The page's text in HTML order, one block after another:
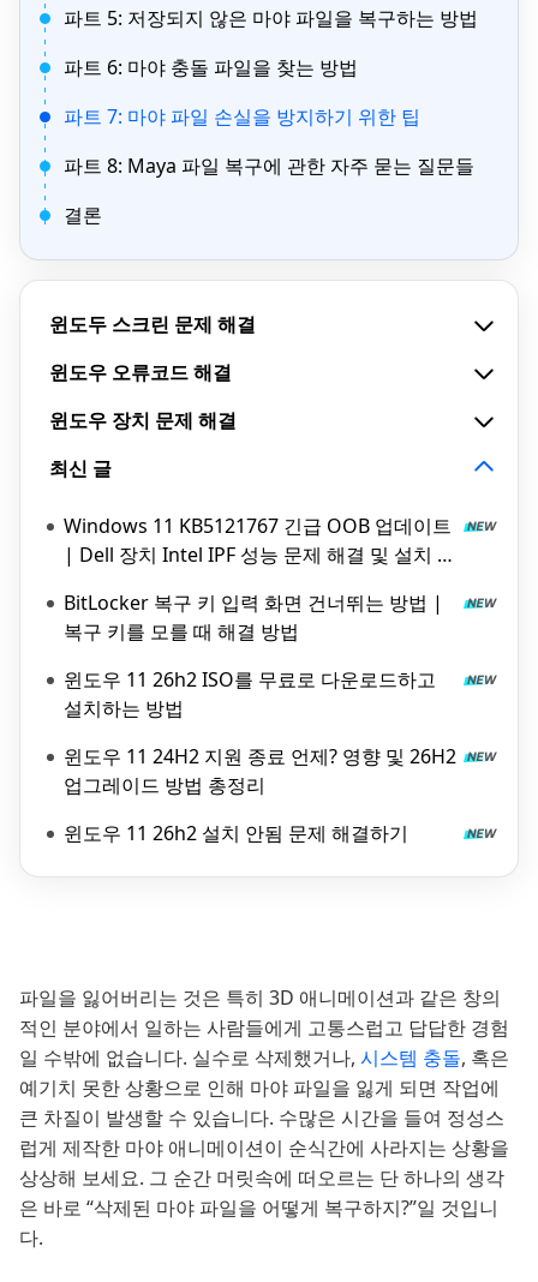
파트 5: 저장되지 않은 마야 파일을 복구하는 방법
파트 6: 마야 충돌 파일을 찾는 방법
파트 7: 마야 파일 손실을 방지하기 위한 팁
파트 8: Maya 파일 복구에 관한 자주 묻는 질문들
결론
윈도두 스크린 문제 해결
윈도우 오류코드 해결
윈도우 장치 문제 해결
최신 글
Windows 11 KB5121767 긴급 OOB 업데이트
| Dell 장치 Intel IPF 성능 문제 해결 및 설치 방
BitLocker 복구 키 입력 화면 건너뛰는 방법 |
복구 키를 모를 때 해결 방법
윈도우 11 26h2 ISO를 무료로 다운로드하고
설치하는 방법
윈도우 11 24H2 지원 종료 언제? 영향 및 26H2
업그레이드 방법 총정리
윈도우 11 26h2 설치 안됨 문제 해결하기
파일을 잃어버리는 것은 특히 3D 애니메이션과 같은 창의
적인 분야에서 일하는 사람들에게 고통스럽고 답답한 경험
일 수밖에 없습니다. 실수로 삭제했거나, 시스템 충돌, 혹은
예기치 못한 상황으로 인해 마야 파일을 잃게 되면 작업에
큰 차질이 발생할 수 있습니다. 수많은 시간을 들여 정성스
럽게 제작한 마야 애니메이션이 순식간에 사라지는 상황을
상상해 보세요. 그 순간 머릿속에 떠오르는 단 하나의 생각
은 바로 “삭제된 마야 파일을 어떻게 복구하지?”일 것입니
다.